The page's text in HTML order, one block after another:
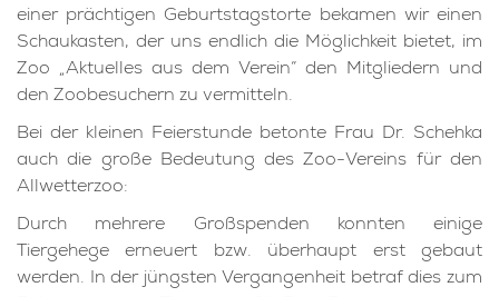
einer prächtigen Geburtstagstorte bekamen wir einen
Schaukasten, der uns endlich die Möglichkeit bietet, im
Zoo „Aktuelles aus dem Verein“ den Mitgliedern und
den Zoobesuchern zu vermitteln.
Bei der kleinen Feierstunde betonte Frau Dr. Schehka
auch die große Bedeutung des Zoo-Vereins für den
Allwetterzoo:
Durch mehrere Großspenden konnten einige
Tiergehege erneuert bzw. überhaupt erst gebaut
werden. In der jüngsten Vergangenheit betraf dies zum